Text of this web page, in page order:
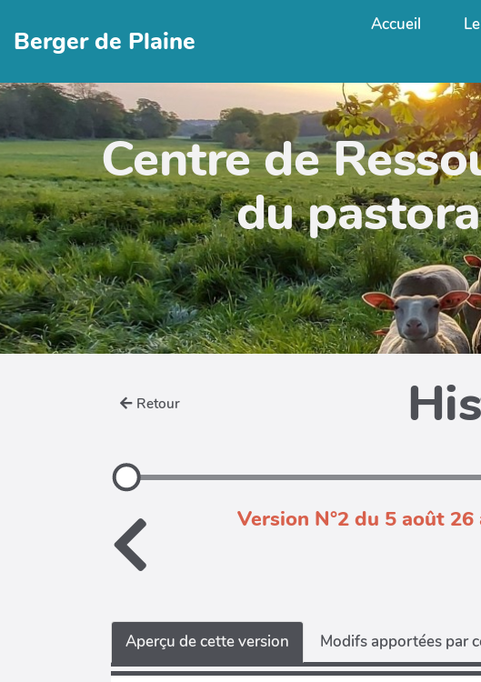
Berger de Plaine
Accueil
Centre de
du
Retour
Version N°2 du 5 août
Aperçu de cette version Modifs apportées par